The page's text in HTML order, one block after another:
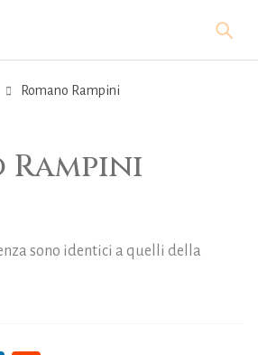
Romano Rampini
Rampini
sono identici a quelli della